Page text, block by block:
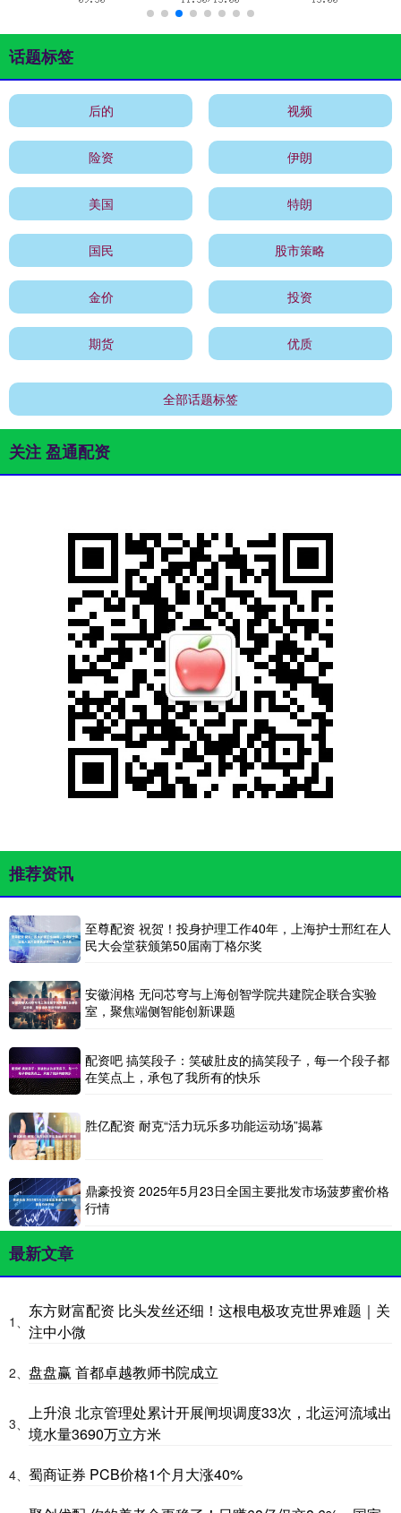
话题标签
后的 视频
险资 伊朗
美国 特朗
国民 股市策略
金价 投资
期货 优质
全部话题标签
关注 盈通配资
推荐资讯
至尊配资 祝贺！投身护理工作40年，上海护士邢红在人
民大会堂获颁第50届南丁格尔奖
安徽润格 无问芯穹与上海创智学院共建院企联合实验
室，聚焦端侧智能创新课题
配资吧 搞笑段子：笑破肚皮的搞笑段子，每一个段子都
在笑点上，承包了我所有的快乐
胜亿配资 耐克“活力玩乐多功能运动场”揭幕
鼎豪投资 2025年5月23日全国主要批发市场菠萝蜜价格
行情
最新文章
1、
东方财富配资 比头发丝还细！这根电极攻克世界难题｜关
注中小微
2、 盘盘赢 首都卓越教师书院成立
3、
上升浪 北京管理处累计开展闸坝调度33次，北运河流域出
境水量3690万立方米
4、 蜀商证券 PCB价格1个月大涨40%